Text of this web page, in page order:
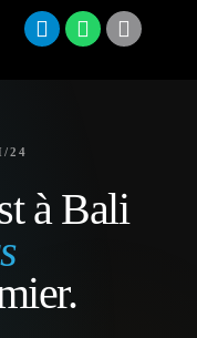
24
à Bali